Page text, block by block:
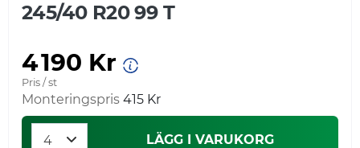
245/40 R20 99 T
4 190 Kr
Pris / st
Monteringspris 415 Kr
LÄGG I VARUKORG